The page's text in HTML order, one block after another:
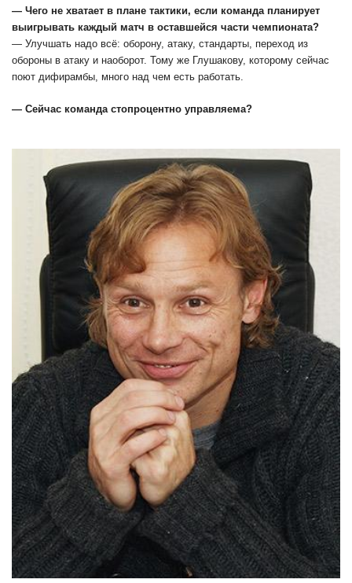
— Чего не хватает в плане тактики, если команда планирует
выигрывать каждый матч в оставшейся части чемпионата?
— Улучшать надо всё: оборону, атаку, стандарты, переход из
обороны в атаку и наоборот. Тому же Глушакову, которому сейчас
поют дифирамбы, много над чем есть работать.
— Сейчас команда стопроцентно управляема?